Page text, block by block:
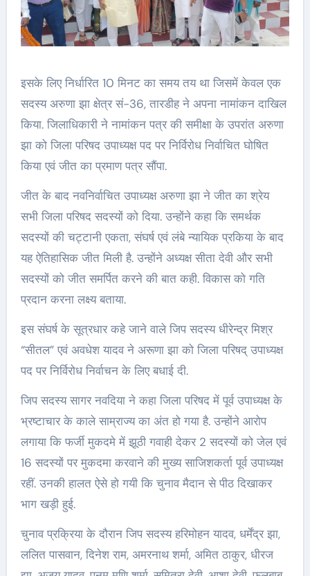
इसके लिए निर्धारित 10 मिनट का समय तय था जिसमें केवल एक
सदस्य अरुणा झा क्षेत्र सं-36, तारडीह ने अपना नामांकन दाखिल
किया. जिलाधिकारी ने नामांकन पत्र की समीक्षा के उपरांत अरुणा
झा को जिला परिषद उपाध्यक्ष पद पर निर्विरोध निर्वाचित घोषित
किया एवं जीत का प्रमाण पत्र सौंपा.
जीत के बाद नवनिर्वाचित उपाध्यक्ष अरुणा झा ने जीत का श्रेय
सभी जिला परिषद सदस्यों को दिया. उन्होंने कहा कि समर्थक
सदस्यों की चट्टानी एकता, संघर्ष एवं लंबे न्यायिक प्रकिया के बाद
यह ऐतिहासिक जीत मिली है. उन्होंने अध्यक्ष सीता देवी और सभी
सदस्यों को जीत समर्पित करने की बात कही. विकास को गति
प्रदान करना लक्ष्य बताया.
इस संघर्ष के सूत्रधार कहे जाने वाले जिप सदस्य धीरेन्द्र मिश्र
“सीतल” एवं अवधेश यादव ने अरूणा झा को जिला परिषद् उपाध्यक्ष
पद पर निर्विरोध निर्वाचन के लिए बधाई दी.
जिप सदस्य सागर नवदिया ने कहा जिला परिषद में पूर्व उपाध्यक्ष के
भ्रष्टाचार के काले साम्राज्य का अंत हो गया है. उन्होंने आरोप
लगाया कि फर्जी मुकदमे में झूठी गवाही देकर 2 सदस्यों को जेल एवं
16 सदस्यों पर मुकदमा करवाने की मुख्य साजिशकर्ता पूर्व उपाध्यक्ष
रहीं. उनकी हालत ऐसे हो गयी कि चुनाव मैदान से पीठ दिखाकर
भाग खड़ी हुई.
चुनाव प्रक्रिया के दौरान जिप सदस्य हरिमोहन यादव, धर्मेंद्र झा,
ललित पासवान, दिनेश राम, अमरनाथ शर्मा, अमित ठाकुर, धीरज